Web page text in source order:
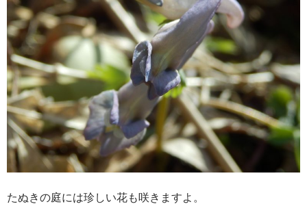
たぬきの庭には珍しい花も咲きますよ。